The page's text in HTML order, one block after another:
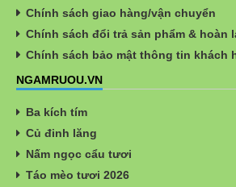
Chính sách giao hàng/vận chuyển
Chính sách đổi trả sản phẩm & hoàn
Chính sách bảo mật thông tin khách
NGAMRUOU.VN
Ba kích tím
Củ đinh lăng
Nấm ngọc cẩu tươi
Táo mèo tươi 2026